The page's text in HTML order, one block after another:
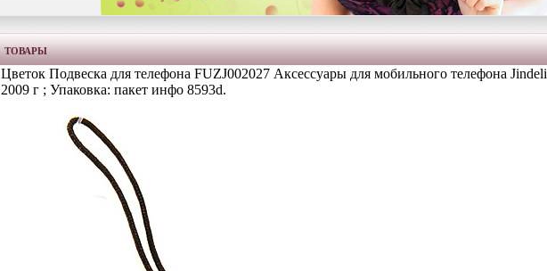
ТОВАРЫ
Цветок Подвеска для телефона FUZJ002027 Аксессуары для мобильного телефона Jindeli
2009 г ; Упаковка: пакет инфо 8593d.